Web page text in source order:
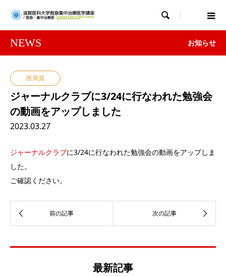

NEWS お知らせ
医局員
ジャーナルクラブに3/24に行なわれた勉強会
の動画をアップしました
2023.03.27
ジャーナルクラブに3/24に行なわれた勉強会の動画をアップしま
した。
ご確認ください。
最新記事